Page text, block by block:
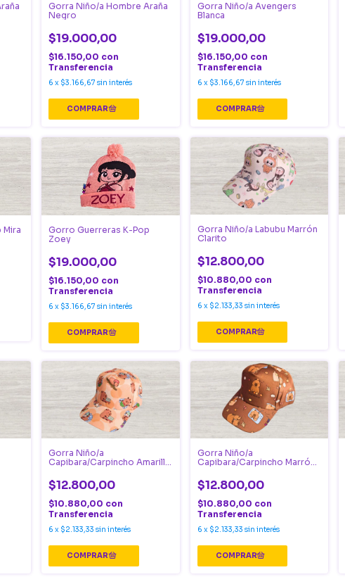
Gorra Niño/a Hombre Araña
Negro
$19.000,00
$16.150,00 con
Transferencia
6 x $3.166,67 sin interés
Gorra Niño/a Avengers
Blanca
$19.000,00
$16.150,00 con
Transferencia
6 x $3.166,67 sin interés
Gorro Guerreras K-Pop
Zoey
$19.000,00
$16.150,00 con
Transferencia
6 x $3.166,67 sin interés
Gorra Niño/a Labubu Marrón
Clarito
$12.800,00
$10.880,00 con
Transferencia
6 x $2.133,33 sin interés
Gorra Niño/a
Capibara/Carpincho Amarilla
$12.800,00
$10.880,00 con
Transferencia
6 x $2.133,33 sin interés
Gorra Niño/a
Capibara/Carpincho Marrón
$12.800,00
$10.880,00 con
Transferencia
6 x $2.133,33 sin interés